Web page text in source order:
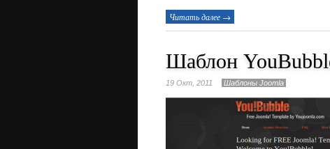
Читать далее →
Шаблон
19 Окт, 2011 Шаблоны Joomla